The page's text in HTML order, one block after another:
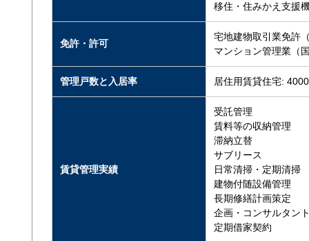
移住・住みかえ支援
免許・許可
宅地建物取引業免許
マンション管理業（
管理戸数と入居率 居住用賃貸住宅:
賃貸管理実績
受託管理
賃料等の収納管理
滞納立替
サブリース
日常清掃・定期清掃
建物付随設備管理
長期修繕計画策定
企画・コンサルタン
定期借家契約